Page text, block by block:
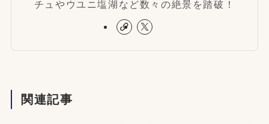
チュやウユニ塩湖など数々の絶景を踏破！
関連記事